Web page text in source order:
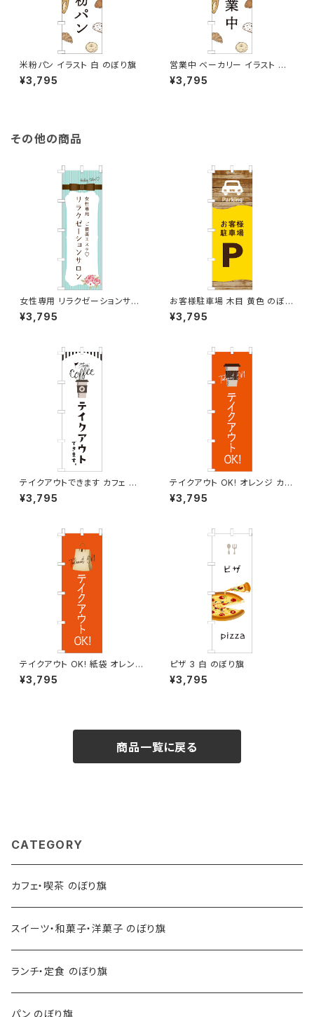
米粉パン イラスト 白 のぼり旗
¥3,795
営業中 ベーカリー イラスト 白
のぼり旗
¥3,795
その他の商品
女性専用 リラクゼーションサロ
ン 水色 のぼり旗
¥3,795
お客様駐車場 木目 黄色 のぼり
旗
¥3,795
テイクアウトできます カフェ コ
ーヒー のぼり旗
¥3,795
テイクアウト OK! オレンジ カフ
ェ コーヒー 2 のぼり旗
¥3,795
テイクアウト OK! 紙袋 オレンジ
のぼり旗
¥3,795
ピザ 3 白 のぼり旗
¥3,795
商品一覧に戻る
CATEGORY
カフェ・喫茶 のぼり旗
スイーツ・和菓子・洋菓子 のぼり旗
ランチ・定食 のぼり旗
パン のぼり旗